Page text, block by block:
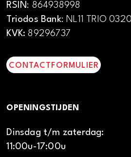
RSIN: 864938998
Triodos Bank: NL11 TRIO
KVK: 89296737
CONTACTFORMULIER
OPENINGSTIJDEN
Dinsdag t/m zaterdag:
11:00u-17:00u